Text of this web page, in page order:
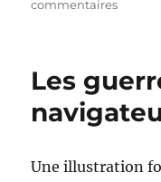
commentairessur
c’est
Les
Une illustration